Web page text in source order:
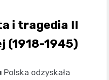
i tragedia II
(1918-1945)
Polska odzyskała